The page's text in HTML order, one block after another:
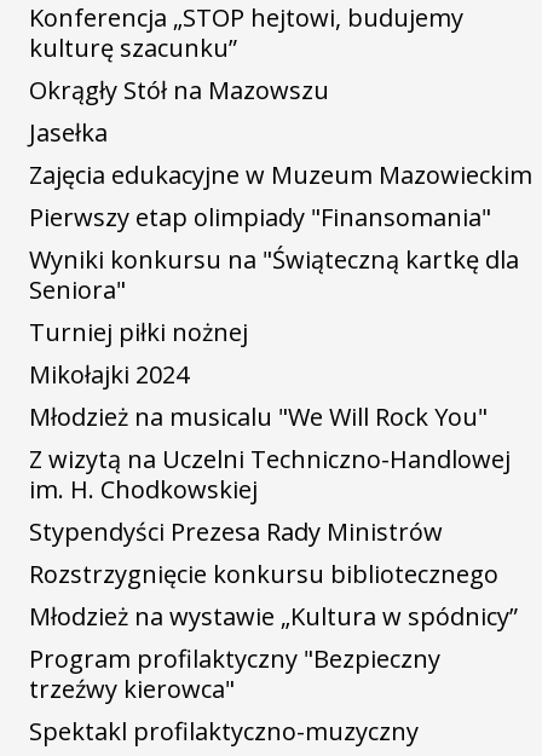
Konferencja „STOP hejtowi, budujemy
kulturę szacunku”
Okrągły Stół na Mazowszu
Jasełka
Zajęcia edukacyjne w Muzeum Mazowieckim
Pierwszy etap olimpiady "Finansomania"
Wyniki konkursu na "Świąteczną kartkę dla
Seniora"
Turniej piłki nożnej
Mikołajki 2024
Młodzież na musicalu "We Will Rock You"
Z wizytą na Uczelni Techniczno-Handlowej
im. H. Chodkowskiej
Stypendyści Prezesa Rady Ministrów
Rozstrzygnięcie konkursu bibliotecznego
Młodzież na wystawie „Kultura w spódnicy”
Program profilaktyczny "Bezpieczny
trzeźwy kierowca"
Spektakl profilaktyczno-muzyczny